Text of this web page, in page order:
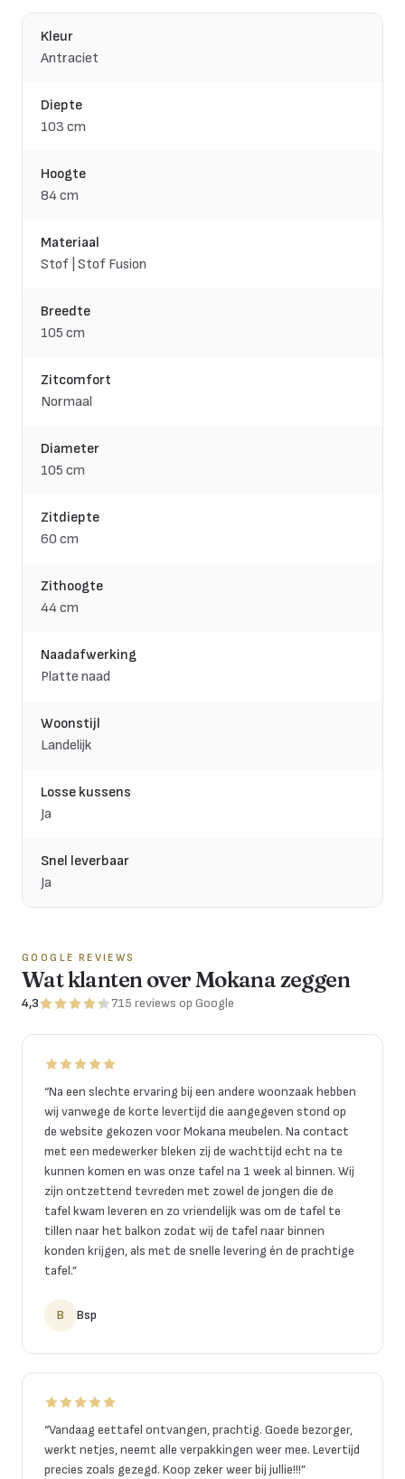
Kleur
Antraciet
Diepte
103 cm
Hoogte
84 cm
Materiaal
Stof | Stof Fusion
Breedte
105 cm
Zitcomfort
Normaal
Diameter
105 cm
Zitdiepte
60 cm
Zithoogte
44 cm
Naadafwerking
Platte naad
Woonstijl
Landelijk
Losse kussens
Ja
Snel leverbaar
Ja
GOOGLE REVIEWS
Wat klanten over Mokana zeggen
4,3 715 reviews op Google
“Na een slechte ervaring bij een andere woonzaak hebben
wij vanwege de korte levertijd die aangegeven stond op
de website gekozen voor Mokana meubelen. Na contact
met een medewerker bleken zij de wachttijd echt na te
kunnen komen en was onze tafel na 1 week al binnen. Wij
zijn ontzettend tevreden met zowel de jongen die de
tafel kwam leveren en zo vriendelijk was om de tafel te
tillen naar het balkon zodat wij de tafel naar binnen
konden krijgen, als met de snelle levering én de prachtige
tafel.”
B Bsp
“Vandaag eettafel ontvangen, prachtig. Goede bezorger,
werkt netjes, neemt alle verpakkingen weer mee. Levertijd
precies zoals gezegd. Koop zeker weer bij jullie!!!”